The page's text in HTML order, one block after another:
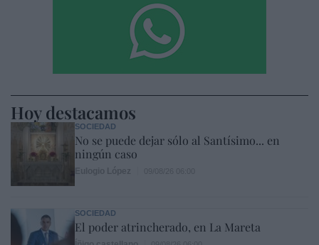
Hoy destacamos
SOCIEDAD
No se puede dejar sólo al Santísimo... en
ningún caso
SOCIEDAD
El poder atrincherado, en La Mareta